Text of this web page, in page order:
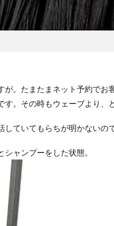
。たまたまネット予約で
。その時もウェーブより、
ていてもらちが明かないので
ャンプーをした状態。